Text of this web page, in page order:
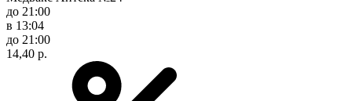
до 21:00
в 13:04
до 21:00
14,40 р.